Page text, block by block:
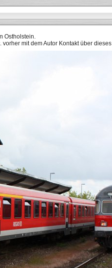
Ostholstein.
mit dem Autor Kontakt über dieses